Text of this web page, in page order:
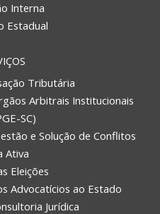
Interna
Estadual
Tributária
Arbitrais Institucionais
SC)
e Solução de Conflitos
Ativa
Eleições
Advocatícios ao Estado
Jurídica